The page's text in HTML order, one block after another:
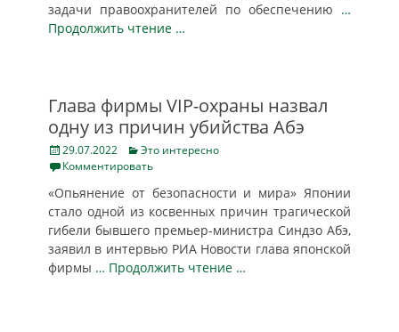
задачи правоохранителей по обеспечению …
Продолжить чтение …
Глава фирмы VIP-охраны назвал
одну из причин убийства Абэ
Posted
on
29.07.2022 Categories
Это интересно
Комментировать
«Опьянение от безопасности и мира» Японии
стало одной из косвенных причин трагической
гибели бывшего премьер-министра Синдзо Абэ,
заявил в интервью РИА Новости глава японской
фирмы … Продолжить чтение …